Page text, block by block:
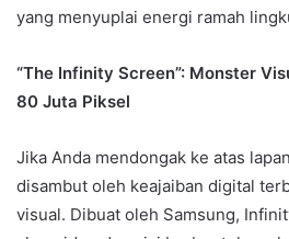
yang menyuplai energi ramah
“The Infinity Screen”: Monster
80 Juta Piksel
Jika Anda mendongak ke atas
disambut oleh keajaiban digital
visual. Dibuat oleh Samsung,